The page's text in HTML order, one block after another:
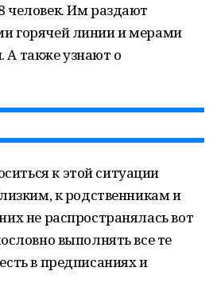
человек. Им раздают
горячей линии и мерами
А также узнают о
к этой ситуации
к родственникам и
не распространялась вот
выполнять все те
в предписаниях и